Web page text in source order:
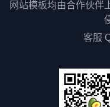
网站模板均由合作伙伴
客服